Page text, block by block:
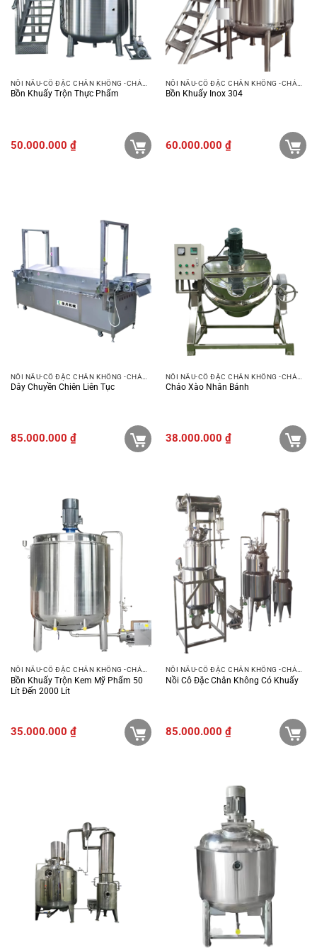
Bồn Khuấy Trộn Thực Phẩm
50.000.000 ₫
Bồn Khuấy Inox 304
60.000.000 ₫
Dây Chuyền Chiên Liên Tục
85.000.000 ₫
Chảo Xào Nhân Bánh
38.000.000 ₫
NỒI NẤU-CÔ ĐẶC CHÂN KHÔNG -CHẢO XÀO
Bồn Khuấy Trộn Kem Mỹ Phẩm 50
Lít Đến 2000 Lít
35.000.000 ₫
NỒI NẤU-CÔ ĐẶC CHÂN KHÔNG -CHẢO XÀO
Nồi Cô Đặc Chân Không Có Khuấy
85.000.000 ₫